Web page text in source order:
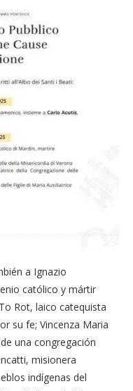
a Ignazio
católico y mártir
Rot, laico catequista
su fe; Vincenza Maria
una congregación
misionera
indígenas del